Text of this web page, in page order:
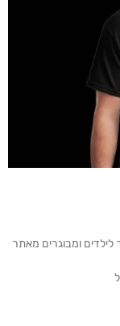
ומבוגרים מאתר